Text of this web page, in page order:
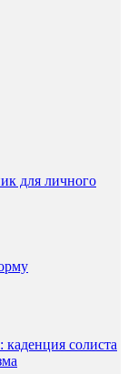
для личного
каденция солиста